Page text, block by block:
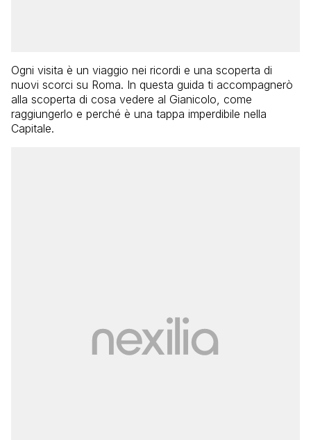
Ogni visita è un viaggio nei ricordi e una scoperta di
nuovi scorci su Roma. In questa guida ti accompagnerò
alla scoperta di cosa vedere al Gianicolo, come
raggiungerlo e perché è una tappa imperdibile nella
Capitale.